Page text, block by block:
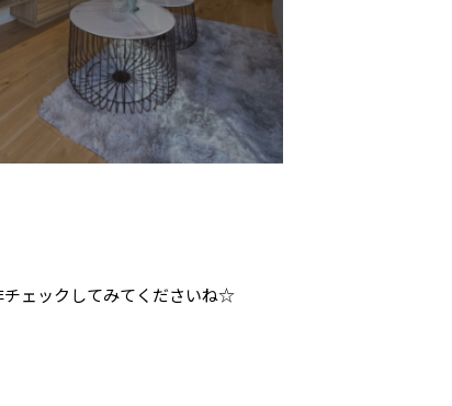
ェックしてみてくださいね☆